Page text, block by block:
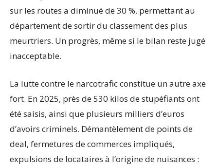
sur les routes a diminué de 30 %, permettant au
département de sortir du classement des plus
meurtriers. Un progrès, même si le bilan reste jugé
inacceptable.
La lutte contre le narcotrafic constitue un autre axe
fort. En 2025, près de 530 kilos de stupéfiants ont
été saisis, ainsi que plusieurs milliers d’euros
d’avoirs criminels. Démantèlement de points de
deal, fermetures de commerces impliqués,
expulsions de locataires à l’origine de nuisances :